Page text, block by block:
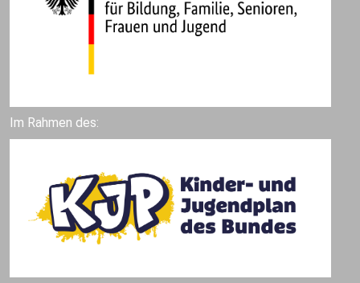
Im Rahmen des: